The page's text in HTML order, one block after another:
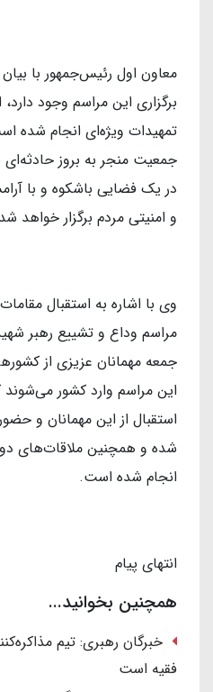
معاون اول رئیس‌جمهور با
برگزاری این مراسم وجود
تمهیدات ویژه‌ای انجام شده
جمعیت منجر به بروز حادثه‌ای
در یک فضایی باشکوه و با
و امنیتی مردم برگزار خواهد
وی با اشاره به استقبال
مراسم وداع و تشییع رهبر
جمعه مهمانان عزیزی از
این مراسم وارد کشور می‌شوند
استقبال از این مهمانان و
شده و همچنین ملاقات‌های
انجام شده است.
انتهای پیام
همچنین بخوانید...
خبرگان رهبری: تیم
فقیه است